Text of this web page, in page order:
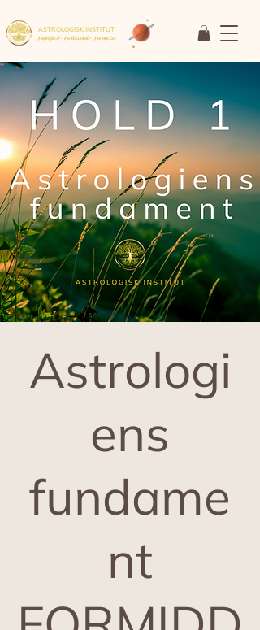
ASTROLOGISK INSTITUT
Faglighed • Fællesskab• Fornyelse
Astrologi
ens
fundame
nt